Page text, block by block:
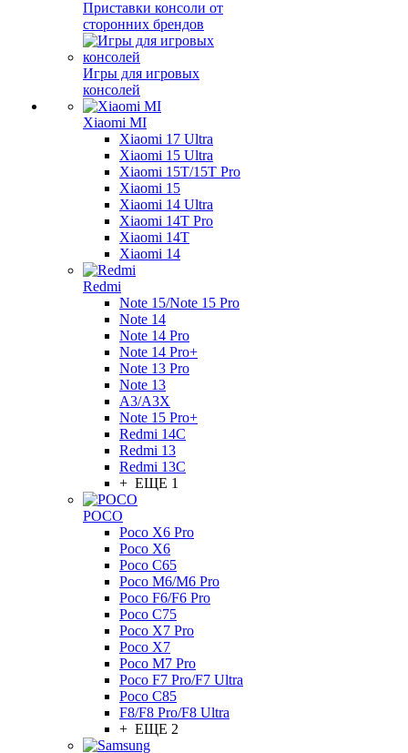
Приставки консоли от
сторонних брендов
Игры для игровых
консолей
Xiaomi MI
Xiaomi 17 Ultra
Xiaomi 15 Ultra
Xiaomi 15T/15T Pro
Xiaomi 15
Xiaomi 14 Ultra
Xiaomi 14T Pro
Xiaomi 14T
Xiaomi 14
Redmi
Note 15/Note 15 Pro
Note 14
Note 14 Pro
Note 14 Pro+
Note 13 Pro
Note 13
A3/A3X
Note 15 Pro+
Redmi 14C
Redmi 13
Redmi 13C
+ ЕЩЕ 1
POCO
Poco X6 Pro
Poco X6
Poco C65
Poco M6/M6 Pro
Poco F6/F6 Pro
Poco C75
Poco X7 Pro
Poco X7
Poco M7 Pro
Poco F7 Pro/F7 Ultra
Poco C85
F8/F8 Pro/F8 Ultra
+ ЕЩЕ 2